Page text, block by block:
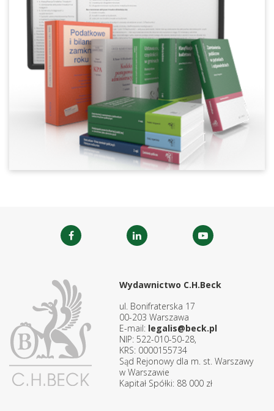
Wydawnictwo C.H.Beck
ul. Bonifraterska 17
00-203 Warszawa
E-mail: legalis@beck.pl
NIP: 522-010-50-28,
KRS: 0000155734
Sąd Rejonowy dla m. st. Warszawy
w Warszawie
Kapitał Spółki: 88 000 zł